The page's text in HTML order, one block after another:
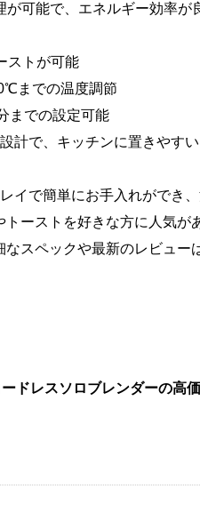
可能で、エネルギー効率が
ストが可能
までの温度調節
までの設定可能
計で、キッチンに置きやすい
イで簡単にお手入れができ
トーストを好きな方に人気が
なスペックや最新のレビュ
ドレスソロブレンダーの高